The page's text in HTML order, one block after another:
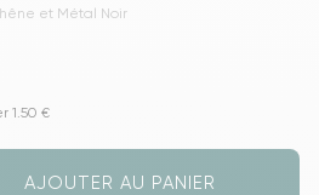
et Métal Noir
1.50 €
AJOUTER AU PANIER